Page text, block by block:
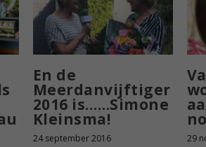
En de
Meerdanvijftiger
2016 is……Simone
Kleinsma!
24 september 2016 29